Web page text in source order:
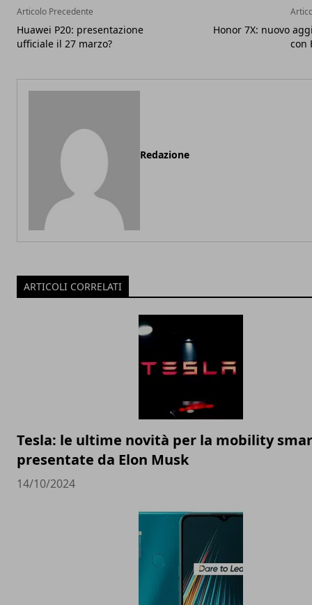
Articolo Precedente
Huawei P20: presentazione
ufficiale il 27 marzo?
Honor 7X: nuovo
con
Redazione
ARTICOLI CORRELATI
Tesla: le ultime novità per la mobility
presentate da Elon Musk
14/10/2024